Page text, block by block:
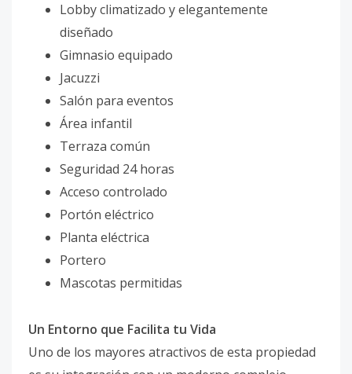
Lobby climatizado y elegantemente
diseñado
Gimnasio equipado
Jacuzzi
Salón para eventos
Área infantil
Terraza común
Seguridad 24 horas
Acceso controlado
Portón eléctrico
Planta eléctrica
Portero
Mascotas permitidas
Un Entorno que Facilita tu Vida
Uno de los mayores atractivos de esta propiedad